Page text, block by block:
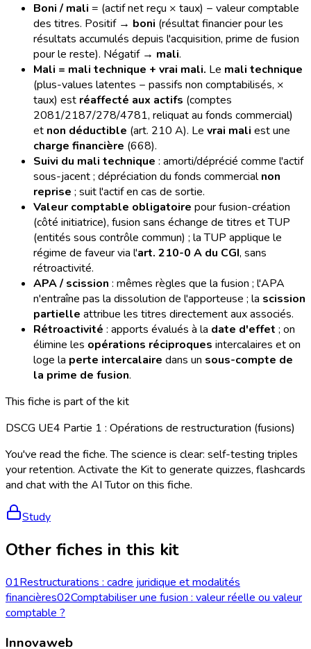
Boni / mali = (actif net reçu × taux) − valeur comptable
des titres. Positif → boni (résultat financier pour les
résultats accumulés depuis l'acquisition, prime de fusion
pour le reste). Négatif → mali.
Mali = mali technique + vrai mali. Le mali technique
(plus-values latentes − passifs non comptabilisés, ×
taux) est réaffecté aux actifs (comptes
2081/2187/278/4781, reliquat au fonds commercial)
et non déductible (art. 210 A). Le vrai mali est une
charge financière (668).
Suivi du mali technique : amorti/déprécié comme l'actif
sous-jacent ; dépréciation du fonds commercialnon
reprise ; suit l'actif en cas de sortie.
Valeur comptable obligatoire pour fusion-création
(côté initiatrice), fusion sans échange de titres et TUP
(entités sous contrôle commun) ; la TUP applique le
régime de faveur via l'art. 210-0 A du CGI, sans
rétroactivité.
APA / scission : mêmes règles que la fusion ; l'APA
n'entraîne pas la dissolution de l'apporteuse ; la scission
partielle attribue les titres directement aux associés.
Rétroactivité : apports évalués à la date d'effet ; on
élimine les opérations réciproques intercalaires et on
loge la perte intercalaire dans un sous-compte de
la prime de fusion.
This fiche is part of the kit
DSCG UE4 Partie 1 : Opérations de restructuration (fusions)
You've read the fiche. The science is clear: self-testing triples
your retention. Activate the Kit to generate quizzes, flashcards
and chat with the AI Tutor on this fiche.
Study
Other fiches in this kit
01Restructurations : cadre juridique et modalités
financières02Comptabiliser une fusion : valeur réelle ou valeur
comptable ?
Innovaweb